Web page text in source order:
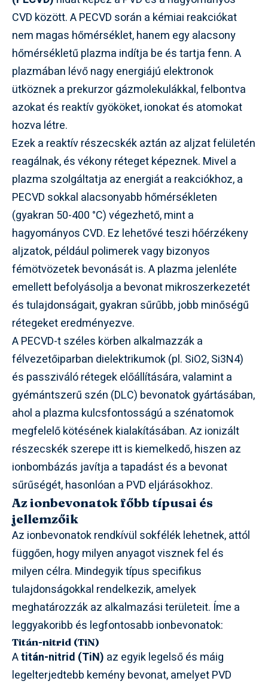
CVD között. A PECVD során a kémiai reakciókat
nem magas hőmérséklet, hanem egy alacsony
hőmérsékletű plazma indítja be és tartja fenn. A
plazmában lévő nagy energiájú elektronok
ütköznek a prekurzor gázmolekulákkal, felbontva
azokat és reaktív gyököket, ionokat és atomokat
hozva létre.
Ezek a reaktív részecskék aztán az aljzat felületén
reagálnak, és vékony réteget képeznek. Mivel a
plazma szolgáltatja az energiát a reakciókhoz, a
PECVD sokkal alacsonyabb hőmérsékleten
(gyakran 50-400 °C) végezhető, mint a
hagyományos CVD. Ez lehetővé teszi hőérzékeny
aljzatok, például polimerek vagy bizonyos
fémötvözetek bevonását is. A plazma jelenléte
emellett befolyásolja a bevonat mikroszerkezetét
és tulajdonságait, gyakran sűrűbb, jobb minőségű
rétegeket eredményezve.
A PECVD-t széles körben alkalmazzák a
félvezetőiparban dielektrikumok (pl. SiO2, Si3N4)
és passziváló rétegek előállítására, valamint a
gyémántszerű szén (DLC) bevonatok gyártásában,
ahol a plazma kulcsfontosságú a szénatomok
megfelelő kötésének kialakításában. Az ionizált
részecskék szerepe itt is kiemelkedő, hiszen az
ionbombázás javítja a tapadást és a bevonat
sűrűségét, hasonlóan a PVD eljárásokhoz.
Az ionbevonatok főbb típusai és
jellemzőik
Az ionbevonatok rendkívül sokfélék lehetnek, attól
függően, hogy milyen anyagot visznek fel és
milyen célra. Mindegyik típus specifikus
tulajdonságokkal rendelkezik, amelyek
meghatározzák az alkalmazási területeit. Íme a
leggyakoribb és legfontosabb ionbevonatok:
Titán-nitrid (TiN)
Atitán-nitrid (TiN) az egyik legelső és máig
legelterjedtebb kemény bevonat, amelyet PVD